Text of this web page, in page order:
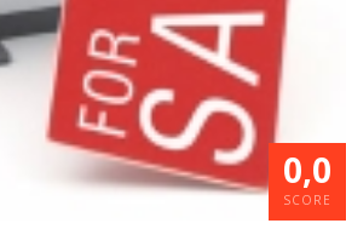
0,0
SCORE